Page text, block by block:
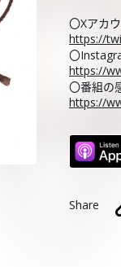
〇Xアカ
https://
〇
https://
〇番組の
https://
Share